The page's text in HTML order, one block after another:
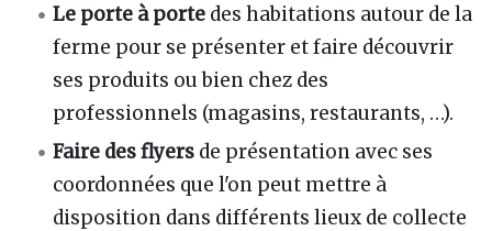
Le porte à porte des habitations autour de la
ferme pour se présenter et faire découvrir
ses produits ou bien chez des
professionnels (magasins, restaurants, …).
Faire des flyers de présentation avec ses
coordonnées que l'on peut mettre à
disposition dans différents lieux de collecte